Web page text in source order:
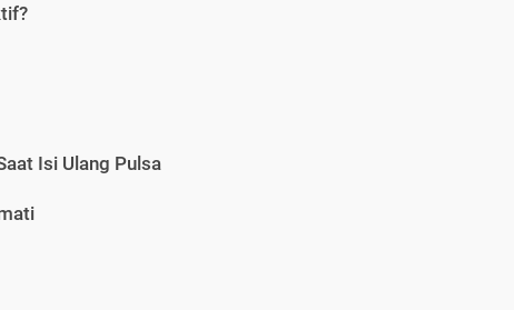
Isi Ulang Pulsa